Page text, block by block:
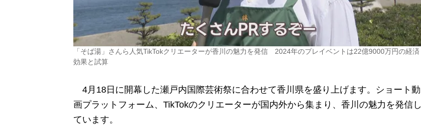
「そば湯」さんら人気TikTokクリエーターが香川の魅力を発信 2024年のプレイベントは22億9000万円の経済
効果と試算
4月18日に開幕した瀬戸内国際芸術祭に合わせて香川県を盛り上げます。ショート動
画プラットフォーム、TikTokのクリエーターが国内外から集まり、香川の魅力を発信し
ています。